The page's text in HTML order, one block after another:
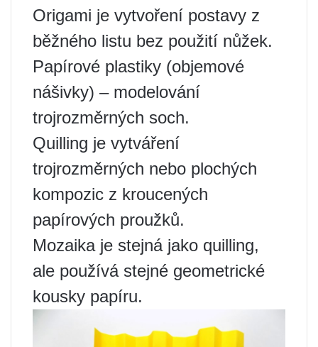
Origami je vytvoření postavy z
běžného listu bez použití nůžek.
Papírové plastiky (objemové
nášivky) – modelování
trojrozměrných soch.
Quilling je vytváření
trojrozměrných nebo plochých
kompozic z kroucených
papírových proužků.
Mozaika je stejná jako quilling,
ale používá stejné geometrické
kousky papíru.